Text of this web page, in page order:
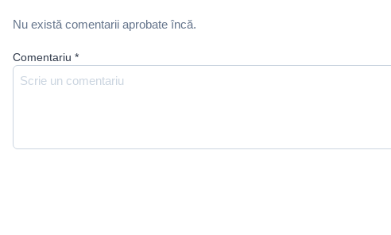
Nu există comentarii aprobate încă.
Comentariu *